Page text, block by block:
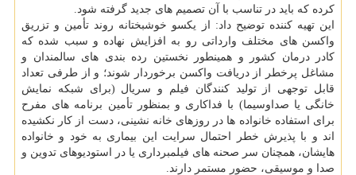
کرده که باید در تناسب با آن تصمیم های جدید گرفته شود.
این تهیه کننده توضیح داد: از یکسو خوشبختانه روند تأمین و تزریق
واکسن های مختلف وارداتی رو به افزایش نهاده و سبب شده که
کادر درمان کشور و همینطور نخستین رده بندی های سالمندان و
مشاغل پرخطر از دریافت واکسن برخوردار شوند؛ و از طرفی تعداد
قابل توجهی از تولید کنندگان فیلم و سریال (برای شبکه نمایش
خانگی یا صداوسیما) با فداکاری و بمنظور تأمین برنامه های مفرح
برای استفاده خانواده ها در روزهای خانه نشینی، دست از کار نکشیده
اند و با پذیرش خطر احتمال سرایت این بیماری به خود و خانواده
هایشان، همچنان سر صحنه های فیلمبرداری یا در استودیوهای تدوین و
صدا و موسیقی، حضور مستمر دارند.